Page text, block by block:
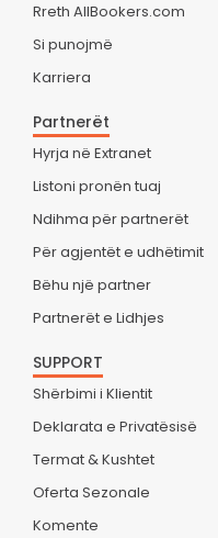
Rreth AllBookers.com
Si punojmë
Karriera
Partnerët
Hyrja në Extranet
Listoni pronën tuaj
Ndihma për partnerët
Për agjentët e udhëtimit
Bëhu një partner
Partnerët e Lidhjes
SUPPORT
Shërbimi i Klientit
Deklarata e Privatësisë
Termat & Kushtet
Oferta Sezonale
Komente